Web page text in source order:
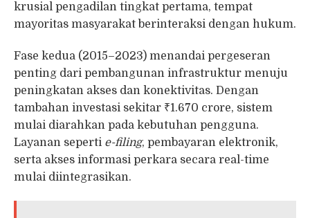
krusial pengadilan tingkat pertama, tempat
mayoritas masyarakat berinteraksi dengan hukum.
Fase kedua (2015–2023) menandai pergeseran
penting dari pembangunan infrastruktur menuju
peningkatan akses dan konektivitas. Dengan
tambahan investasi sekitar ₹1.670 crore, sistem
mulai diarahkan pada kebutuhan pengguna.
Layanan seperti e-filing, pembayaran elektronik,
serta akses informasi perkara secara real-time
mulai diintegrasikan.